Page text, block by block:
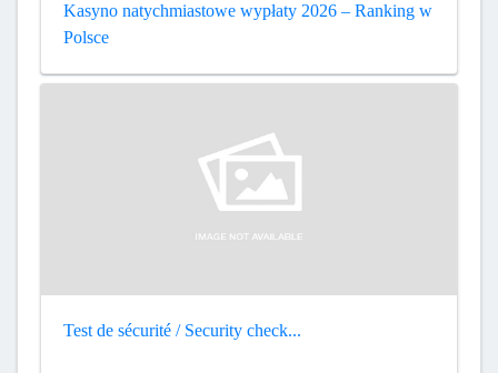
Kasyno natychmiastowe wypłaty 2026 – Ranking w
Polsce
Test de sécurité / Security check...